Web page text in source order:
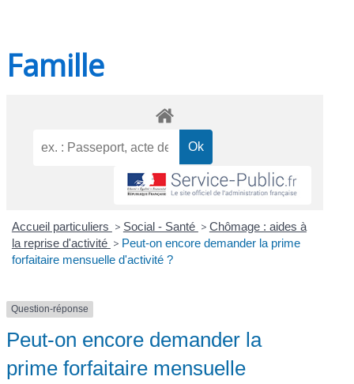
Famille
Accueil particuliers > Social - Santé > Chômage : aides à
la reprise d'activité > Peut-on encore demander la prime
forfaitaire mensuelle d'activité ?
Question-réponse
Peut-on encore demander la
prime forfaitaire mensuelle